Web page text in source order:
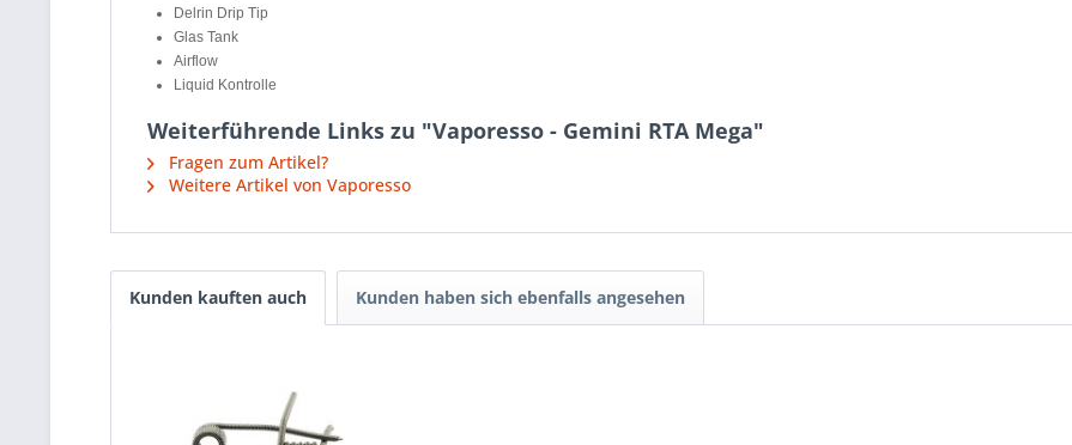
Delrin Drip Tip
Glas Tank
Airflow
Liquid Kontrolle
Weiterführende Links zu "Vaporesso - Gemini RTA Mega"
Fragen zum Artikel?
Weitere Artikel von Vaporesso
Kunden kauften auch Kunden haben sich ebenfalls angesehen